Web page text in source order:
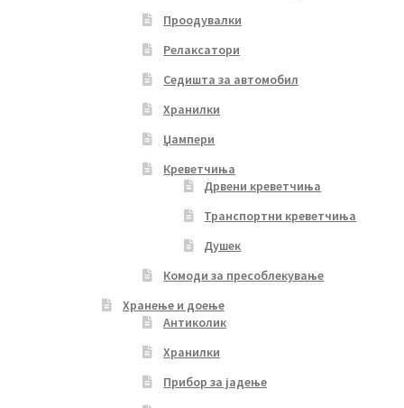
Проодувалки
Релаксатори
Седишта за автомобил
Хранилки
Џампери
Креветчиња
Дрвени креветчиња
Транспортни креветчиња
Душек
Комоди за пресоблекување
Хранење и доење
Антиколик
Хранилки
Прибор за јадење